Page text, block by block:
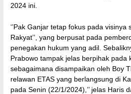
2024 ini.
‘’Pak Ganjar tetap fokus pada visinya
Rakyat’’, yang berpusat pada
penegakan hukum yang adil.
Prabowo tampak jelas berpihak pada
sebagaimana disampaikan oleh Boy
relawan ETAS yang berlangsung di
pada Senin (22/1/2024),’’ jelas Haris